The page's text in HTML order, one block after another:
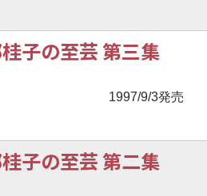
子の至芸 第三集
1997/9/3発売
子の至芸 第二集